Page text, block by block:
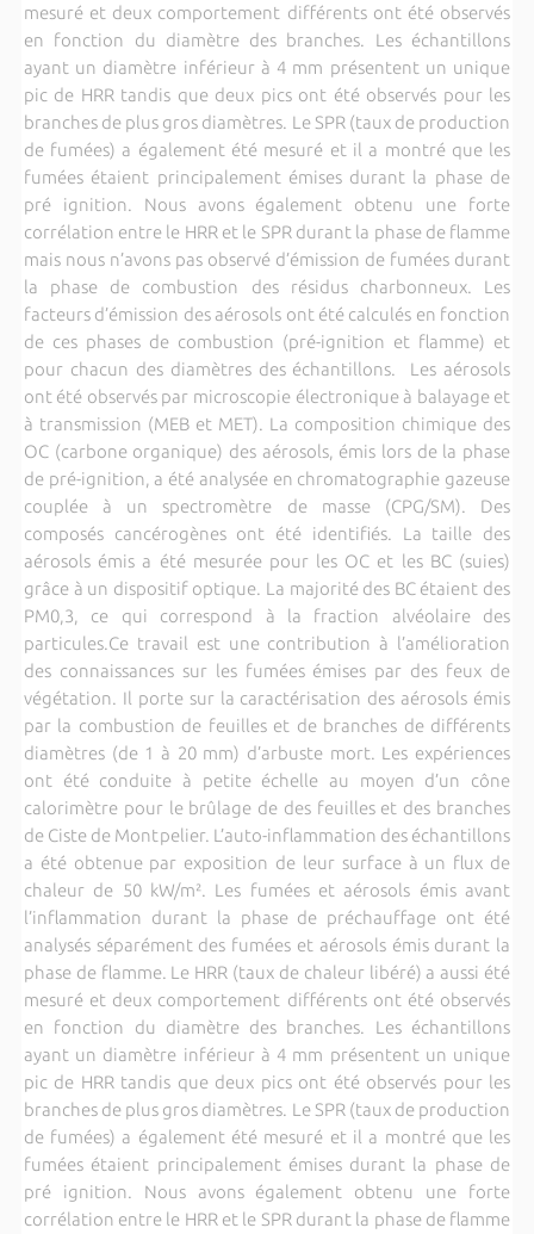
mesuré et deux comportement différents ont été observés
en fonction du diamètre des branches. Les échantillons
ayant un diamètre inférieur à 4 mm présentent un unique
pic de HRR tandis que deux pics ont été observés pour les
branches de plus gros diamètres. Le SPR (taux de production
de fumées) a également été mesuré et il a montré que les
fumées étaient principalement émises durant la phase de
pré ignition. Nous avons également obtenu une forte
corrélation entre le HRR et le SPR durant la phase de flamme
mais nous n’avons pas observé d’émission de fumées durant
la phase de combustion des résidus charbonneux. Les
facteurs d’émission des aérosols ont été calculés en fonction
de ces phases de combustion (pré-ignition et flamme) et
pour chacun des diamètres des échantillons. Les aérosols
ont été observés par microscopie électronique à balayage et
à transmission (MEB et MET). La composition chimique des
OC (carbone organique) des aérosols, émis lors de la phase
de pré-ignition, a été analysée en chromatographie gazeuse
couplée à un spectromètre de masse (CPG/SM). Des
composés cancérogènes ont été identifiés. La taille des
aérosols émis a été mesurée pour les OC et les BC (suies)
grâce à un dispositif optique. La majorité des BC étaient des
PM0,3, ce qui correspond à la fraction alvéolaire des
particules.Ce travail est une contribution à l’amélioration
des connaissances sur les fumées émises par des feux de
végétation. Il porte sur la caractérisation des aérosols émis
par la combustion de feuilles et de branches de différents
diamètres (de 1 à 20 mm) d’arbuste mort. Les expériences
ont été conduite à petite échelle au moyen d’un cône
calorimètre pour le brûlage de des feuilles et des branches
de Ciste de Montpelier. L’auto-inflammation des échantillons
a été obtenue par exposition de leur surface à un flux de
chaleur de 50 kW/m². Les fumées et aérosols émis avant
l’inflammation durant la phase de préchauffage ont été
analysés séparément des fumées et aérosols émis durant la
phase de flamme. Le HRR (taux de chaleur libéré) a aussi été
mesuré et deux comportement différents ont été observés
en fonction du diamètre des branches. Les échantillons
ayant un diamètre inférieur à 4 mm présentent un unique
pic de HRR tandis que deux pics ont été observés pour les
branches de plus gros diamètres. Le SPR (taux de production
de fumées) a également été mesuré et il a montré que les
fumées étaient principalement émises durant la phase de
pré ignition. Nous avons également obtenu une forte
corrélation entre le HRR et le SPR durant la phase de flamme